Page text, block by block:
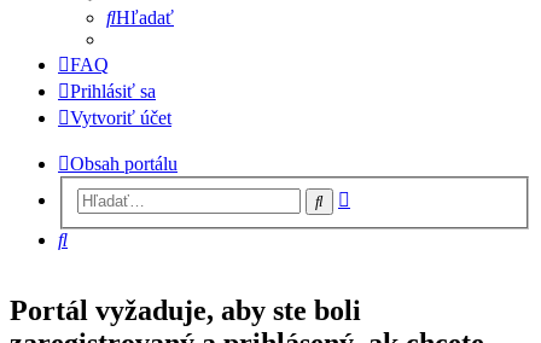
Hľadať
FAQ
Prihlásiť sa
Vytvoriť účet
Obsah portálu
Hľadať
Hľadať
Portál vyžaduje, aby ste boli